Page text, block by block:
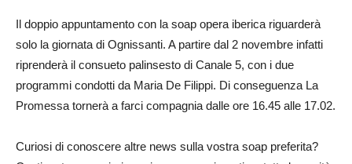
Il doppio appuntamento con la soap opera iberica riguarderà
solo la giornata di Ognissanti. A partire dal 2 novembre infatti
riprenderà il consueto palinsesto di Canale 5, con i due
programmi condotti da Maria De Filippi. Di conseguenza La
Promessa tornerà a farci compagnia dalle ore 16.45 alle 17.02.
Curiosi di conoscere altre news sulla vostra soap preferita?